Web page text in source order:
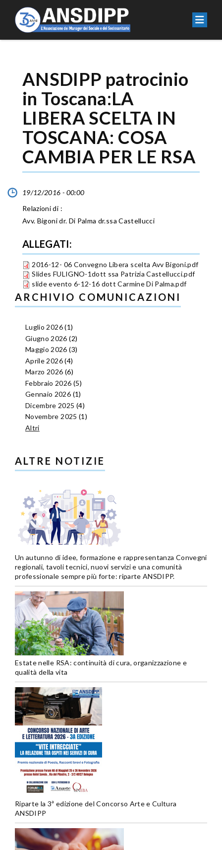
ANSDIPP patrocinio
in Toscana:LA
LIBERA SCELTA IN
TOSCANA: COSA
CAMBIA PER LE RSA
19/12/2016 - 00:00
Relazioni di :
Avv. Bigoni dr. Di Palma dr.ssa Castellucci
ALLEGATI:
2016-12- 06 Convegno Libera scelta Avv Bigoni.pdf
Slides FULIGNO-1dott ssa Patrizia Castellucci.pdf
slide evento 6-12-16 dott Carmine Di Palma.pdf
ARCHIVIO COMUNICAZIONI
Luglio 2026(1)
Giugno 2026 (2)
Maggio 2026 (3)
Aprile 2026(4)
Marzo 2026 (6)
Febbraio 2026 (5)
Gennaio 2026 (1)
Dicembre 2025 (4)
Novembre 2025 (1)
Altri
ALTRE NOTIZIE
Un autunno di idee, formazione e rappresentanza Convegni
regionali, tavoli tecnici, nuovi servizi e una comunità
professionale sempre più forte: riparte ANSDIPP.
Estate nelle RSA: continuità di cura, organizzazione e
qualità della vita
Riparte la 3ª edizione del Concorso Arte e Cultura
ANSDIPP